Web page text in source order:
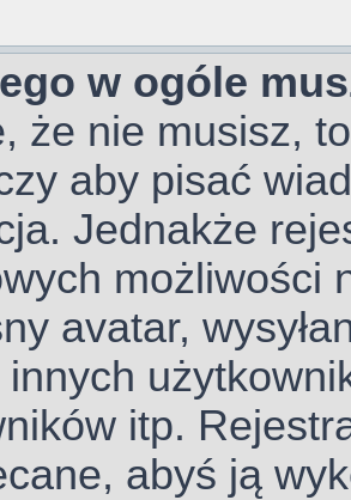
w ogóle
że nie musisz,
aby pisać
Jednakże
możliwości
avatar,
itp.
abyś ją